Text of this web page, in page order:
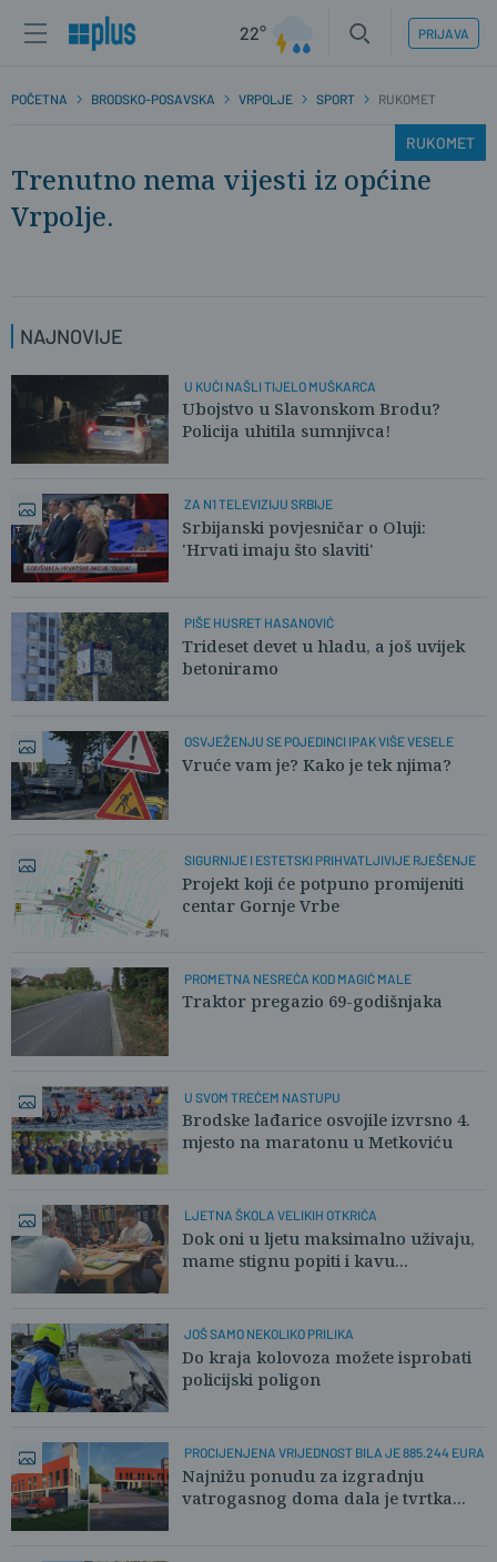
22° PRIJAVA
POČETNA BRODSKO-POSAVSKA VRPOLJE SPORT RUKOMET
RUKOMET
Trenutno nema vijesti iz općine
Vrpolje.
NAJNOVIJE
U KUĆI NAŠLI TIJELO MUŠKARCA
Ubojstvo u Slavonskom Brodu?
Policija uhitila sumnjivca!
ZA N1 TELEVIZIJU SRBIJE
Srbijanski povjesničar o Oluji:
'Hrvati imaju što slaviti'
PIŠE HUSRET HASANOVIĆ
Trideset devet u hladu, a još uvijek
betoniramo
OSVJEŽENJU SE POJEDINCI IPAK VIŠE VESELE
Vruće vam je? Kako je tek njima?
SIGURNIJE I ESTETSKI PRIHVATLJIVIJE RJEŠENJE
Projekt koji će potpuno promijeniti
centar Gornje Vrbe
PROMETNA NESREĆA KOD MAGIĆ MALE
Traktor pregazio 69-godišnjaka
U SVOM TREĆEM NASTUPU
Brodske lađarice osvojile izvrsno 4.
mjesto na maratonu u Metkoviću
LJETNA ŠKOLA VELIKIH OTKRIĆA
Dok oni u ljetu maksimalno uživaju,
mame stignu popiti i kavu...
JOŠ SAMO NEKOLIKO PRILIKA
Do kraja kolovoza možete isprobati
policijski poligon
PROCIJENJENA VRIJEDNOST BILA JE 885.244 EURA
Najnižu ponudu za izgradnju
vatrogasnog doma dala je tvrtka...